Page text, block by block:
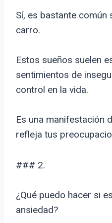
Sí, es bastante común
carro.
Estos sueños suelen
sentimientos de
control en la vida.
Es una manifestación
refleja tus
### 2.
¿Qué puedo hacer si
ansiedad?